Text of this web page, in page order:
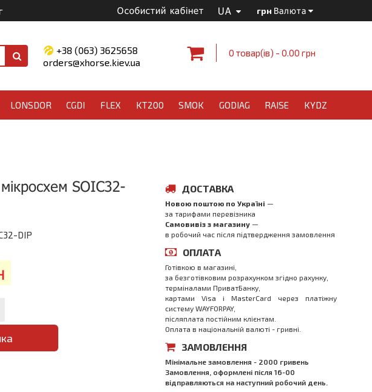
Особистий кабінет UA грн Валюта
+38 (063) 3625658
orders@xhorse.kiev.ua
0 товар(ів) - 0.00 грн
LONSDOR CGDI FLEX KT200 SMOK GODIAG RAISE KYDZ
SOIC32-
DIP
ДОСТАВКА
Новою поштою по Україні —
за тарифами перевізника
Самовивіз з магазинy —
в робочий час після підтвердження замовлення
ОПЛАТА
Готівкою в магазині,
за безготівковим розрахунком згідно рахунку,
терміналами ПриватБанку,
картами Visa і MasterCard через платіжну
систему WAYFORPAY,
післяплата постійним клієнтам.
Оплата в національній валюті - гривні.
ЗАМОВЛЕННЯ
Мінімальне замовлення - 2000 гривень
Замовлення, оформлені після 16-00
відправляються на наступний робочий день.